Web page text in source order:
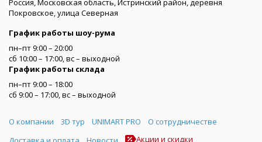
Россия, Московская область, Истринский район, деревня
Покровское, улица Северная
График работы шоу-рума
пн–пт 9:00 – 20:00
сб 10:00 – 17:00, вс – выходной
График работы склада
пн–пт 9:00 – 18:00
сб 9:00 – 17:00, вс – выходной
Меню
О компании 3D тур UNIMART PRO
О сотрудничестве
Акции и скидки